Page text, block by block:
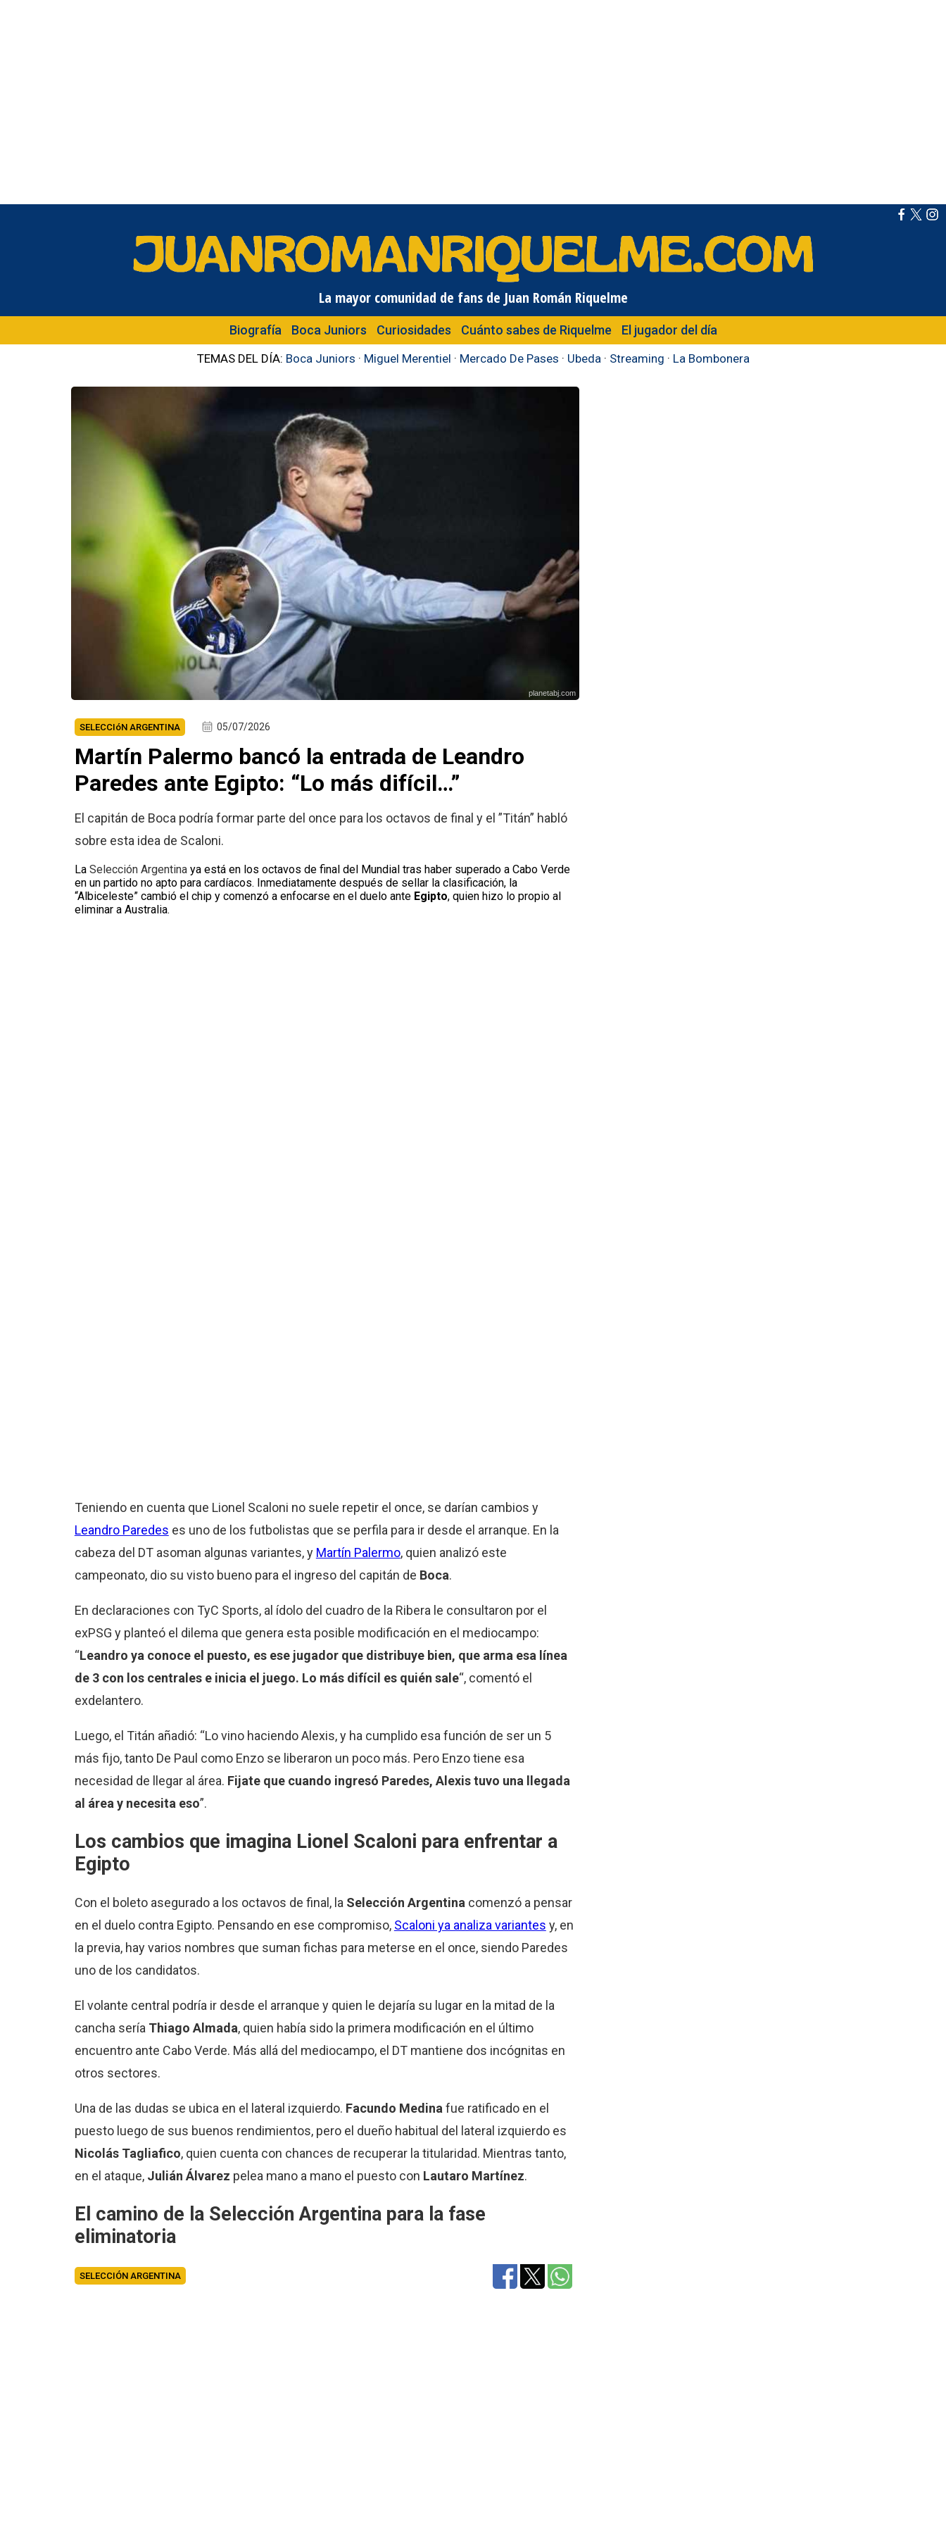
La mayor comunidad de fans de Juan Román Riquelme
Biografía Boca Juniors Curiosidades Cuánto sabes de Riquelme El jugador del día
TEMAS DEL DÍA: Boca Juniors · Miguel Merentiel · Mercado De Pases · Ubeda · Streaming · La Bombonera
planetabj.com
SELECCIóN ARGENTINA 05/07/2026
Martín Palermo bancó la entrada de Leandro
Paredes ante Egipto: “Lo más difícil…”
El capitán de Boca podría formar parte del once para los octavos de final y el ”Titán” habló
sobre esta idea de Scaloni.
La Selección Argentinaya está en los octavos de final del Mundial tras haber superado a Cabo Verde
en un partido no apto para cardíacos. Inmediatamente después de sellar la clasificación, la
“Albiceleste” cambió el chip y comenzó a enfocarse en el duelo ante Egipto, quien hizo lo propio al
eliminar a Australia.
Teniendo en cuenta que Lionel Scaloni no suele repetir el once, se darían cambios y
Leandro Paredes es uno de los futbolistas que se perfila para ir desde el arranque. En la
cabeza del DT asoman algunas variantes, y Martín Palermo, quien analizó este
campeonato, dio su visto bueno para el ingreso del capitán de Boca.
En declaraciones con TyC Sports, al ídolo del cuadro de la Ribera le consultaron por el
exPSG y planteó el dilema que genera esta posible modificación en el mediocampo:
“Leandro ya conoce el puesto, es ese jugador que distribuye bien, que arma esa línea
de 3 con los centrales e inicia el juego. Lo más difícil es quién sale“, comentó el
exdelantero.
Luego, el Titán añadió: “Lo vino haciendo Alexis, y ha cumplido esa función de ser un 5
más fijo, tanto De Paul como Enzo se liberaron un poco más. Pero Enzo tiene esa
necesidad de llegar al área. Fijate que cuando ingresó Paredes, Alexis tuvo una llegada
al área y necesita eso”.
Los cambios que imagina Lionel Scaloni para enfrentar a
Egipto
Con el boleto asegurado a los octavos de final, la Selección Argentina comenzó a pensar
en el duelo contra Egipto. Pensando en ese compromiso, Scaloni ya analiza variantes y, en
la previa, hay varios nombres que suman fichas para meterse en el once, siendo Paredes
uno de los candidatos.
El volante central podría ir desde el arranque y quien le dejaría su lugar en la mitad de la
cancha sería Thiago Almada, quien había sido la primera modificación en el último
encuentro ante Cabo Verde. Más allá del mediocampo, el DT mantiene dos incógnitas en
otros sectores.
Una de las dudas se ubica en el lateral izquierdo. Facundo Medina fue ratificado en el
puesto luego de sus buenos rendimientos, pero el dueño habitual del lateral izquierdo es
Nicolás Tagliafico, quien cuenta con chances de recuperar la titularidad. Mientras tanto,
en el ataque, Julián Álvarez pelea mano a mano el puesto con Lautaro Martínez.
El camino de laSelección Argentinapara la fase
eliminatoria
SELECCIÓN ARGENTINA